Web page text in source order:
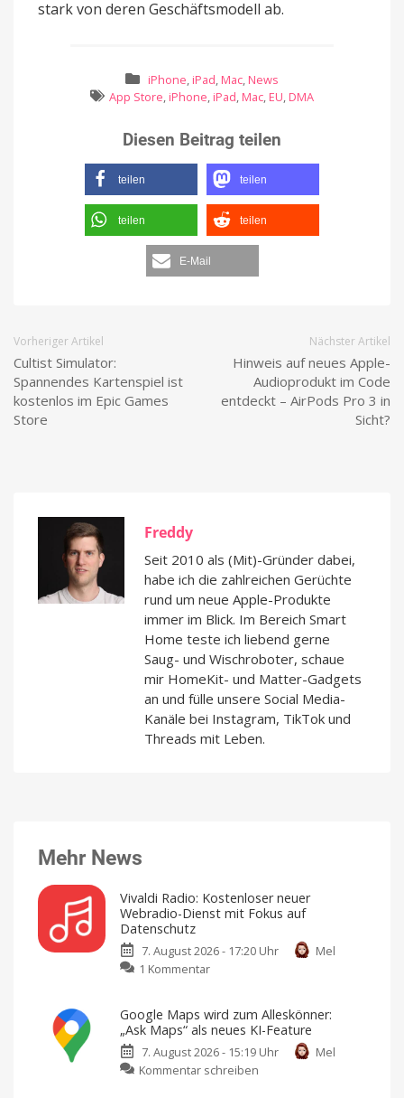
stark von deren Geschäftsmodell ab.
iPhone, iPad, Mac, News
App Store, iPhone, iPad, Mac, EU, DMA
Diesen Beitrag teilen
teilen teilen
teilen teilen
E-Mail
Vorheriger Artikel
Cultist Simulator:
Spannendes Kartenspiel ist
kostenlos im Epic Games
Store
Nächster Artikel
Hinweis auf neues Apple-
Audioprodukt im Code
entdeckt – AirPods Pro 3 in
Sicht?
Freddy
Seit 2010 als (Mit)-Gründer dabei,
habe ich die zahlreichen Gerüchte
rund um neue Apple-Produkte
immer im Blick. Im Bereich Smart
Home teste ich liebend gerne
Saug- und Wischroboter, schaue
mir HomeKit- und Matter-Gadgets
an und fülle unsere Social Media-
Kanäle bei Instagram, TikTok und
Threads mit Leben.
Mehr News
Vivaldi Radio: Kostenloser neuer
Webradio-Dienst mit Fokus auf
Datenschutz
7. August 2026 - 17:20 Uhr
Mel
1 Kommentar
Kostenloser
neuer
Webradio-
Dienst
Google Maps wird zum Alleskönner:
„Ask Maps“ als neues KI-Feature
7. August 2026 - 15:19 Uhr
Mel
Kommentar schreiben